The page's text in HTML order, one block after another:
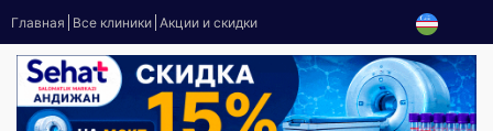
Главная Все клиники Акции и скидки